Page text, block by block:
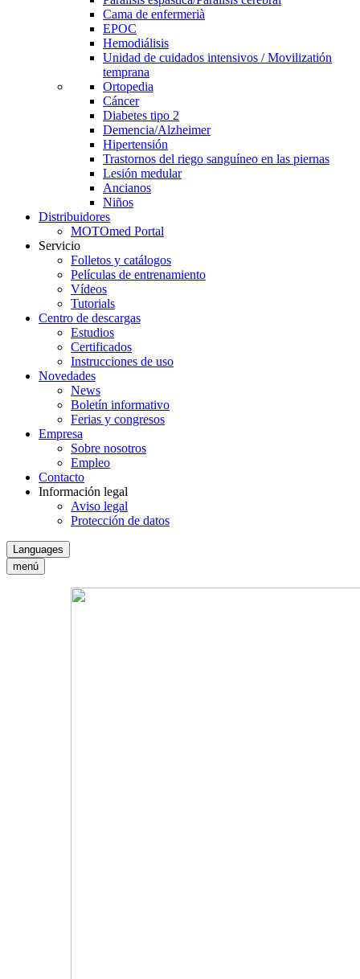
Cama de enfermerià
EPOC
Hemodiálisis
Unidad de cuidados intensivos / Movilizatión
temprana
Ortopedia
Cáncer
Diabetes tipo 2
Demencia/Alzheimer
Hipertensión
Trastornos del riego sanguíneo en las piernas
Lesión medular
Ancianos
Niños
Distribuidores
MOTOmed Portal
Servicio
Folletos y catálogos
Películas de entrenamiento
Vídeos
Tutorials
Centro de descargas
Estudios
Certificados
Instrucciones de uso
Novedades
News
Boletín informativo
Ferias y congresos
Empresa
Sobre nosotros
Empleo
Contacto
Información legal
Aviso legal
Protección de datos
Languages
menú